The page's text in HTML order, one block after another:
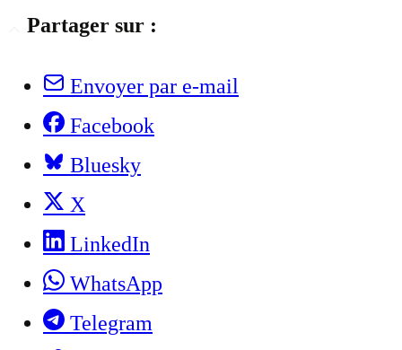
Partager sur :
Envoyer par e-mail
Facebook
Bluesky
X
LinkedIn
WhatsApp
Telegram